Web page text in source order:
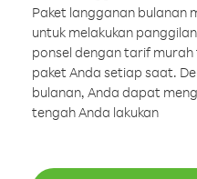
Paket langganan bulanan
untuk melakukan
ponsel dengan tarif
paket Anda setiap saat.
bulanan, Anda dapat
tengah Anda lakukan